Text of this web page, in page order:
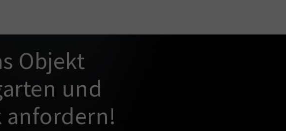
Objekt
und
anfordern!